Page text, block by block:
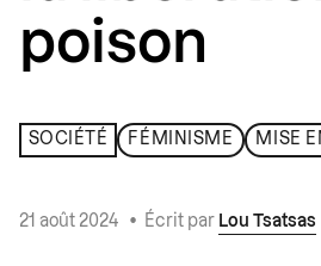
poison
SOCIÉTÉ FÉMINISME MISE
21 août 2024 • Écrit par Lou Tsatsas